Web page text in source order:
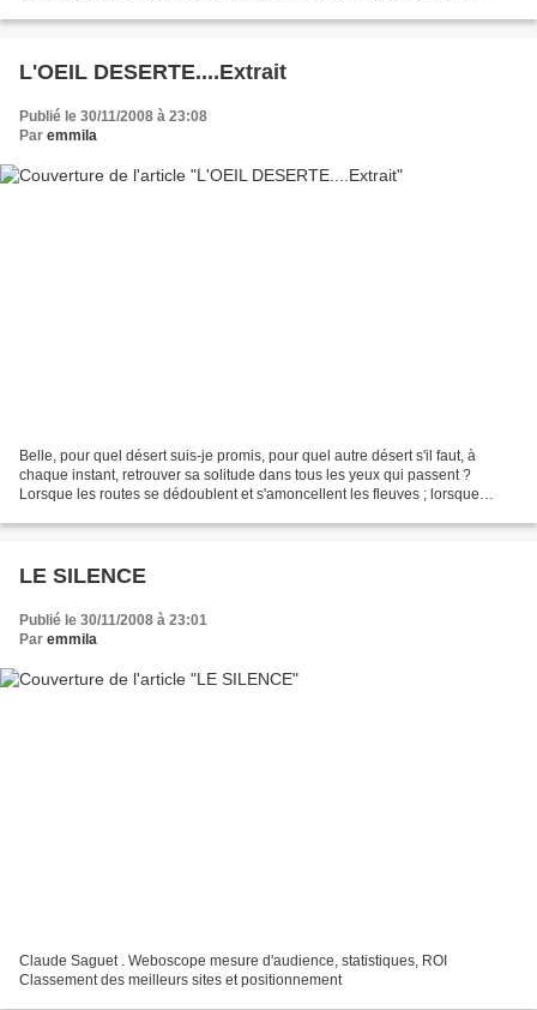
L'OEIL DESERTE....Extrait
Publié le 30/11/2008 à 23:08
Par emmila
Belle, pour quel désert suis-je promis, pour quel autre désert s'il faut, à
chaque instant, retrouver sa solitude dans tous les yeux qui passent ?
Lorsque les routes se dédoublent et s'amoncellent les fleuves ; lorsque
LE SILENCE
Publié le 30/11/2008 à 23:01
Par emmila
Claude Saguet . Weboscope mesure d'audience, statistiques, ROI
Classement des meilleurs sites et positionnement